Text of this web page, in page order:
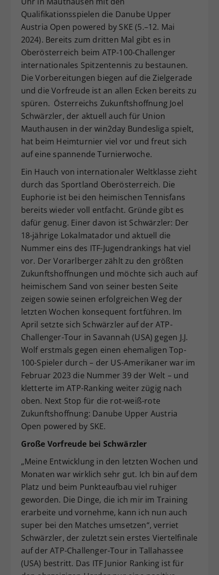
Qualifikationsspielen die Danube Upper
Austria Open powered by SKE (5.–12. Mai
2024). Bereits zum dritten Mal gibt es in
Oberösterreich beim ATP-100-Challenger
internationales Spitzentennis zu bestaunen.
Die Vorbereitungen biegen auf die Zielgerade
und die Vorfreude ist an allen Ecken bereits zu
spüren. Österreichs Zukunftshoffnung Joel
Schwärzler, der aktuell auch für Union
Mauthausen in der win2day Bundesliga spielt,
hat beim Heimturnier viel vor und freut sich
auf eine spannende Turnierwoche.
Ein Hauch von internationaler Weltklasse zieht
durch das Sportland Oberösterreich. Die
Euphorie ist bei den heimischen Tennisfans
bereits wieder voll entfacht. Gründe gibt es
dafür genug. Einer davon ist Schwärzler: Der
18-jährige Lokalmatador und aktuell die
Nummer eins des ITF-Jugendrankings hat viel
vor. Der Vorarlberger zählt zu den größten
Zukunftshoffnungen und möchte sich auch auf
heimischem Sand von seiner besten Seite
zeigen sowie seinen erfolgreichen Weg der
letzten Wochen konsequent fortführen. Im
April setzte sich Schwärzler auf der ATP-
Challenger-Tour in Savannah (USA) gegen J.J.
Wolf erstmals gegen einen ehemaligen Top-
100-Spieler durch – der US-Amerikaner war im
Februar 2023 die Nummer 39 der Welt – und
kletterte im ATP-Ranking weiter zügig nach
oben. Next Stop für die rot-weiß-rote
Zukunftshoffnung: Danube Upper Austria
Open powered by SKE.
Große Vorfreude bei Schwärzler
„Meine Entwicklung in den letzten Wochen und
Monaten war wirklich sehr gut. Ich bin auf dem
Platz und beim Punkteaufbau viel ruhiger
geworden. Die Dinge, die ich mir im Training
erarbeite und vornehme, kann ich nun auch
super bei den Matches umsetzen“, verriet
Schwärzler, der zuletzt sein erstes Viertelfinale
auf der ATP-Challenger-Tour in Tallahassee
(USA) bestritt. Das ITF Junior Ranking ist für
Zweck
Dieser Wert speichert Ihre Consent-
Einstellungen. Unter anderem eine
zufällig generierte ID, für die
historische Speicherung Ihrer
vorgenommen Einstellungen, falls der
Webseiten-Betreiber dies eingestellt
hat.